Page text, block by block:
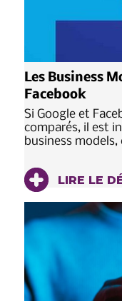
Les Business
Facebook
Si Google et
comparés, il est
business
LIRE LE